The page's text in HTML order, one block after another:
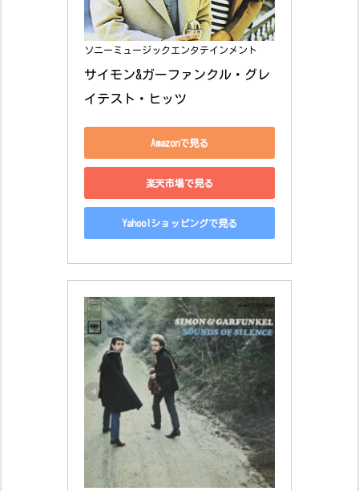
ソニーミュージックエンタテインメント
サイモン&ガーファンクル・グレ
イテスト・ヒッツ
Amazonで見る
楽天市場で見る
Yahoo!ショッピングで見る